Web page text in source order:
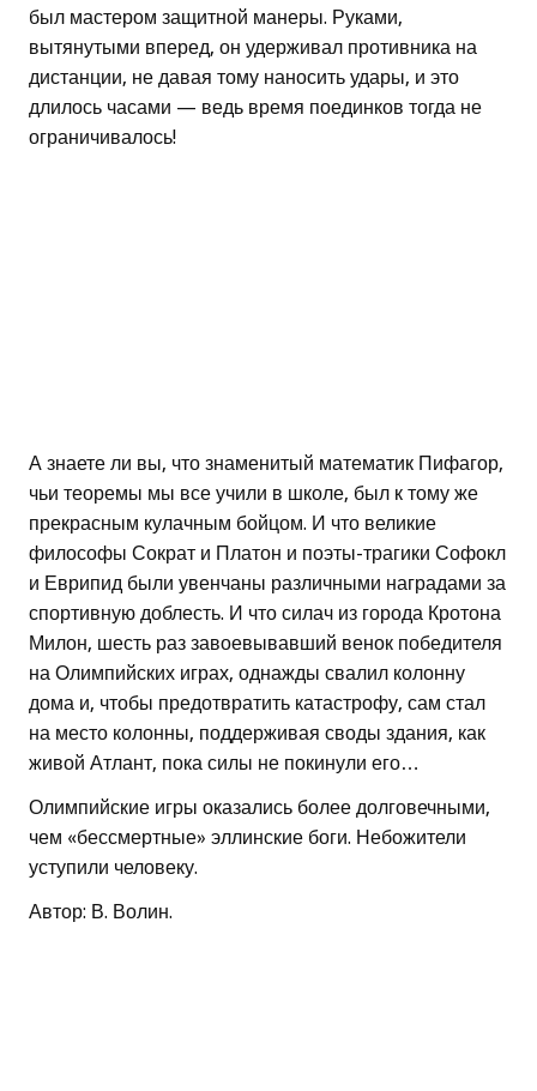
был мастером защитной манеры. Руками,
вытянутыми вперед, он удерживал противника на
дистанции, не давая тому наносить удары, и это
длилось часами — ведь время поединков тогда не
ограничивалось!
А знаете ли вы, что знаменитый математик Пифагор,
чьи теоремы мы все учили в школе, был к тому же
прекрасным кулачным бойцом. И что великие
философы Сократ и Платон и поэты-трагики Софокл
и Еврипид были увенчаны различными наградами за
спортивную доблесть. И что силач из города Кротона
Милон, шесть раз завоевывавший венок победителя
на Олимпийских играх, однажды свалил колонну
дома и, чтобы предотвратить катастрофу, сам стал
на место колонны, поддерживая своды здания, как
живой Атлант, пока силы не покинули его…
Олимпийские игры оказались более долговечными,
чем «бессмертные» эллинские боги. Небожители
уступили человеку.
Автор: В. Волин.